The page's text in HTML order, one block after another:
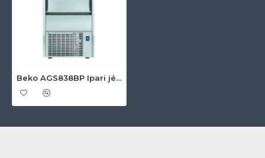
Beko AGS838BP Ipari jégsüvegkészítő